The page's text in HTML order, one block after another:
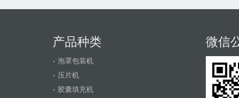
产品种类
泡罩包装机
压片机
胶囊填充机
微信